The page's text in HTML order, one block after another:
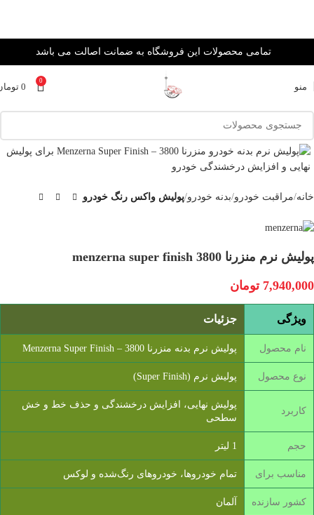
تمامی محصولات این فروشگاه به ضمانت اصالت می باشد
منو
0
0
خانه مراقبت خودرو بدنه خودرو پولیش واکس رنگ خودرو
پولیش نرم منزرنا 3800 menzerna super finish
7,940,000 تومان
ویژگی جزئیات
نام محصول پولیش نرم بدنه منزرنا 3800 – Menzerna Super Finish
نوع محصول پولیش نرم (Super Finish)
کاربرد
پولیش نهایی، افزایش درخشندگی و حذف خط و خش
سطحی
حجم 1 لیتر
مناسب برای تمام خودروها، خودروهای رنگ‌شده و لوکس
کشور سازنده آلمان